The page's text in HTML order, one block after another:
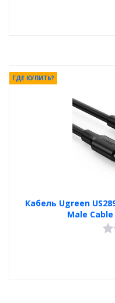
Кабель Ugreen
Male
ГДЕ КУПИТЬ?